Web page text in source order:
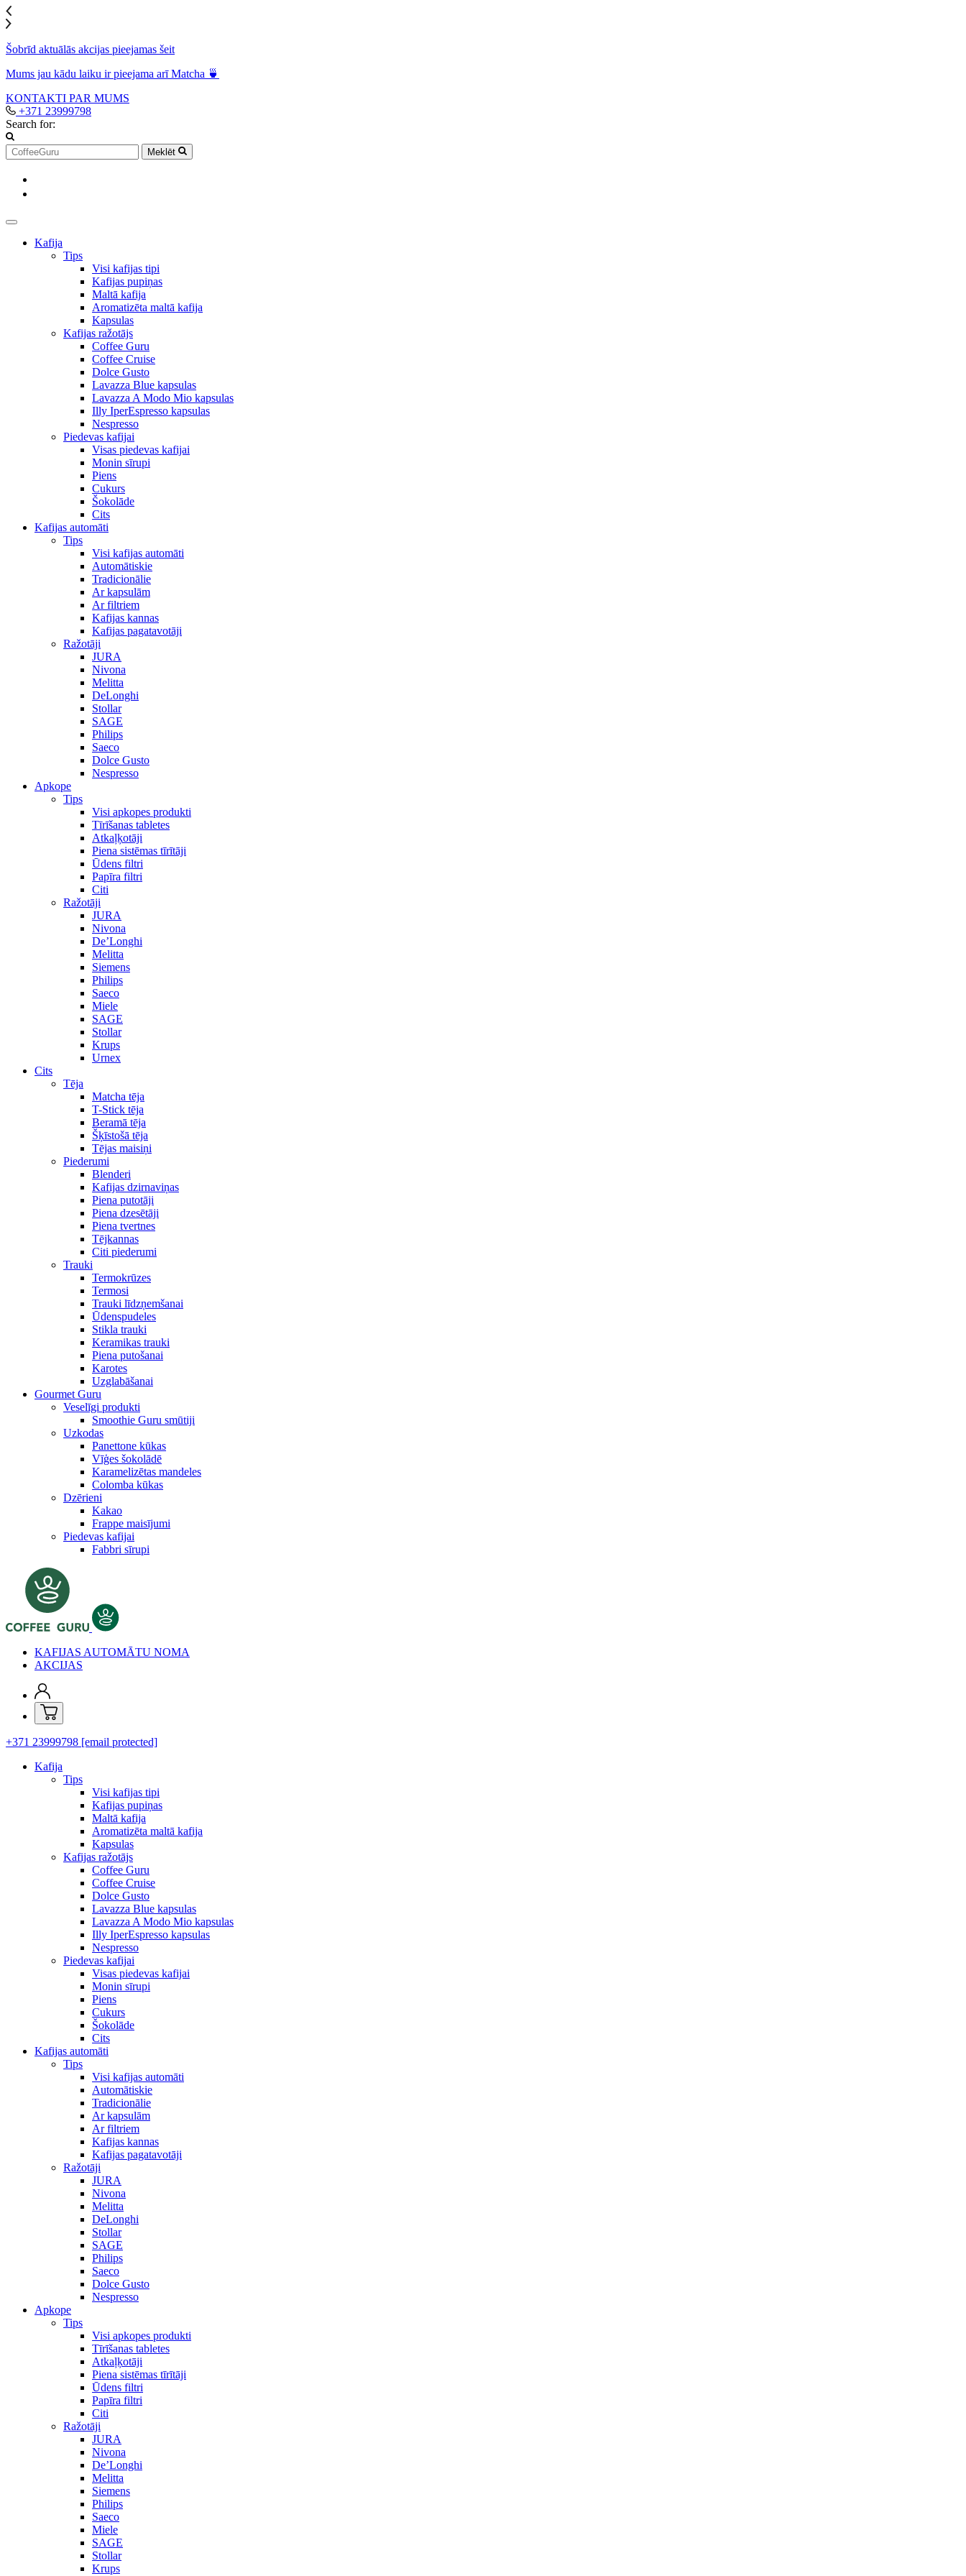
Šobrīd aktuālās akcijas pieejamas šeit
Mums jau kādu laiku ir pieejama arī Matcha 🍵
KONTAKTI PAR MUMS
+371 23999798
Search for:
Meklēt
Kafija
Tips
Visi kafijas tipi
Kafijas pupiņas
Maltā kafija
Aromatizēta maltā kafija
Kapsulas
Kafijas ražotājs
Coffee Guru
Coffee Cruise
Dolce Gusto
Lavazza Blue kapsulas
Lavazza A Modo Mio kapsulas
Illy IperEspresso kapsulas
Nespresso
Piedevas kafijai
Visas piedevas kafijai
Monin sīrupi
Piens
Cukurs
Šokolāde
Cits
Kafijas automāti
Tips
Visi kafijas automāti
Automātiskie
Tradicionālie
Ar kapsulām
Ar filtriem
Kafijas kannas
Kafijas pagatavotāji
Ražotāji
JURA
Nivona
Melitta
DeLonghi
Stollar
SAGE
Philips
Saeco
Dolce Gusto
Nespresso
Apkope
Tips
Visi apkopes produkti
Tīrīšanas tabletes
Atkaļķotāji
Piena sistēmas tīrītāji
Ūdens filtri
Papīra filtri
Citi
Ražotāji
JURA
Nivona
De’Longhi
Melitta
Siemens
Philips
Saeco
Miele
SAGE
Stollar
Krups
Urnex
Cits
Tēja
Matcha tēja
T-Stick tēja
Beramā tēja
Šķīstošā tēja
Tējas maisiņi
Piederumi
Blenderi
Kafijas dzirnaviņas
Piena putotāji
Piena dzesētāji
Piena tvertnes
Tējkannas
Citi piederumi
Trauki
Termokrūzes
Termosi
Trauki līdzņemšanai
Ūdenspudeles
Stikla trauki
Keramikas trauki
Piena putošanai
Karotes
Uzglabāšanai
Gourmet Guru
Veselīgi produkti
Smoothie Guru smūtiji
Uzkodas
Panettone kūkas
Vīģes šokolādē
Karamelizētas mandeles
Colomba kūkas
Dzērieni
Kakao
Frappe maisījumi
Piedevas kafijai
Fabbri sīrupi
KAFIJAS AUTOMĀTU NOMA
AKCIJAS
+371 23999798 [email protected]
Kafija
Tips
Visi kafijas tipi
Kafijas pupiņas
Maltā kafija
Aromatizēta maltā kafija
Kapsulas
Kafijas ražotājs
Coffee Guru
Coffee Cruise
Dolce Gusto
Lavazza Blue kapsulas
Lavazza A Modo Mio kapsulas
Illy IperEspresso kapsulas
Nespresso
Piedevas kafijai
Visas piedevas kafijai
Monin sīrupi
Piens
Cukurs
Šokolāde
Cits
Kafijas automāti
Tips
Visi kafijas automāti
Automātiskie
Tradicionālie
Ar kapsulām
Ar filtriem
Kafijas kannas
Kafijas pagatavotāji
Ražotāji
JURA
Nivona
Melitta
DeLonghi
Stollar
SAGE
Philips
Saeco
Dolce Gusto
Nespresso
Apkope
Tips
Visi apkopes produkti
Tīrīšanas tabletes
Atkaļķotāji
Piena sistēmas tīrītāji
Ūdens filtri
Papīra filtri
Citi
Ražotāji
JURA
Nivona
De’Longhi
Melitta
Siemens
Philips
Saeco
Miele
SAGE
Stollar
Krups